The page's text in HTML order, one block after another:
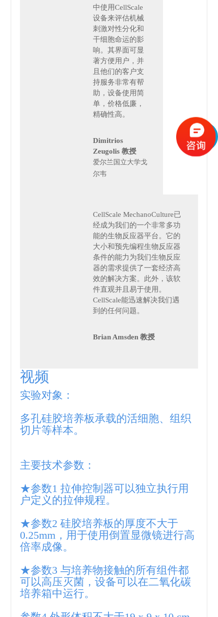
中使用CellScale
设备来评估机械
刺激对性分化和
干细胞命运的影
响。其界面可显
著方便用户，并
且他们的客户支
持服务非常有帮
助，设备使用简
单，价格低廉，
精确性高。
Dimitrios
Zeugolis 教授
爱尔兰国立大学戈
尔韦
CellScale MechanoCulture已
经成为我们的一个非常多功
能的生物反应器平台。它的
大小和预先编程生物反应器
条件的能力为我们生物反应
器的需求提供了一套经济高
效的解决方案。此外，该软
件直观并且易于使用。
CellScale能迅速解决我们遇
到的任何问题。
Brian Amsden 教授
视频
实验对象：
多孔硅胶培养板承载的活细胞、组织
切片等样本。
主要技术参数：
★参数1 拉伸控制器可以独立执行用
户定义的拉伸规程。
★参数2 硅胶培养板的厚度不大于
0.25mm，用于使用倒置显微镜进行高
倍率成像。
★参数3 与培养物接触的所有组件都
可以高压灭菌，设备可以在二氧化碳
培养箱中运行。